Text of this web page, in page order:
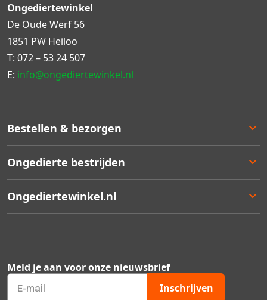
Meld je aan voor onze nieuwsbrief
Inschrijven
Bestellen & bezorgen
Bestellen
Bezorgen
Ongedierte bestrijden
Ongedierte keuzelulp
Ongedierte Blog
Ongediertewinkel.nl
Veelgestelde vragen
Mijn account
Ongediertewinkel
De Oude Werf 56
1851 PW Heiloo
T: 072 – 53 24 507
E: info@ongediertewinkel.nl